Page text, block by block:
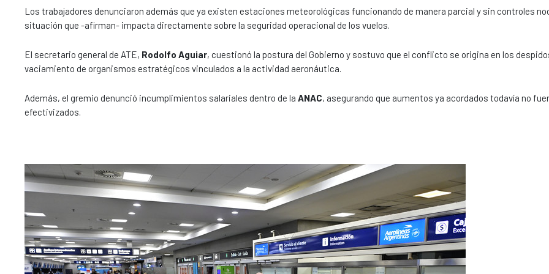
Los trabajadores denunciaron además que ya existen estaciones meteorológicas funcionando de manera parcial y sin controles
situación que -afirman- impacta directamente sobre la seguridad operacional de los vuelos.
El secretario general de ATE, Rodolfo Aguiar, cuestionó la postura del Gobierno y sostuvo que el conflicto se origina en los
vaciamiento de organismos estratégicos vinculados a la actividad aeronáutica.
Además, el gremio denunció incumplimientos salariales dentro de la ANAC, asegurando que aumentos ya acordados todavía no
efectivizados.